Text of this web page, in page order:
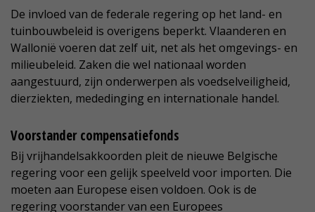
De invloed van de federale regering op het land- en
tuinbouwbeleid is overigens beperkt. Vlaanderen en
Wallonië voeren dat zelf uit, net als het omgevings- en
milieubeleid. Zaken die wel nationaal worden
aangestuurd, zijn onderwerpen als voedselveiligheid,
dierziekten, mededinging en internationale handel.
Voorstander compensatiefonds
Bij vrijhandelsakkoorden pleit de nieuwe Belgische
regering voor een gelijk speelveld voor importen. Die
moeten aan Europese eisen voldoen. Ook is de
regering voorstander van een Europees